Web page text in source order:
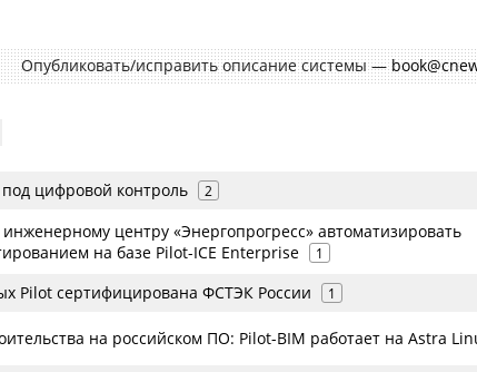
Опубликовать/исправить описание системы —
под цифровой контроль 2
центру «Энергопрогресс» автоматизировать
на базе Pilot-ICE Enterprise
1
Pilot сертифицирована ФСТЭК России 1
на российском ПО: Pilot-BIM работает на Astra